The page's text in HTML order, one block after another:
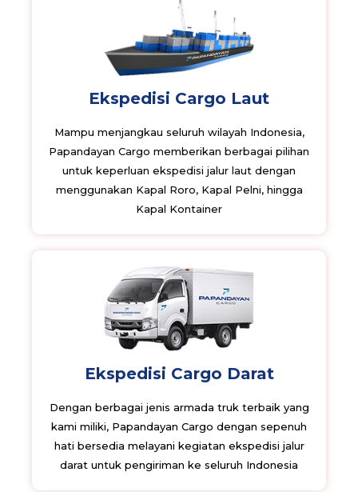
Ekspedisi Cargo Laut
Mampu menjangkau seluruh wilayah Indonesia,
Papandayan Cargo memberikan berbagai pilihan
untuk keperluan ekspedisi jalur laut dengan
menggunakan Kapal Roro, Kapal Pelni, hingga
Kapal Kontainer
Ekspedisi Cargo Darat
Dengan berbagai jenis armada truk terbaik yang
kami miliki, Papandayan Cargo dengan sepenuh
hati bersedia melayani kegiatan ekspedisi jalur
darat untuk pengiriman ke seluruh Indonesia